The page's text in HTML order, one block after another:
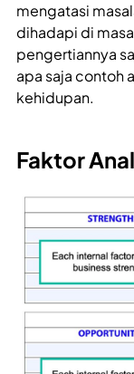
mengatasi
dihadapi di
pengertiannya
apa saja contoh
kehidupan.
Faktor